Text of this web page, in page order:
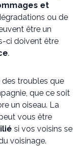
et
ou de
être un
ci doivent être
.
des troubles que
que ce soit
un oiseau. La
vous être
si vos voisins se
voisinage.